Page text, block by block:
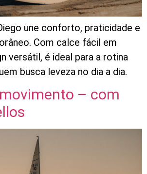
une conforto, praticidade e
Com calce fácil em
versátil, é ideal para a rotina
busca leveza no dia a dia.
– com